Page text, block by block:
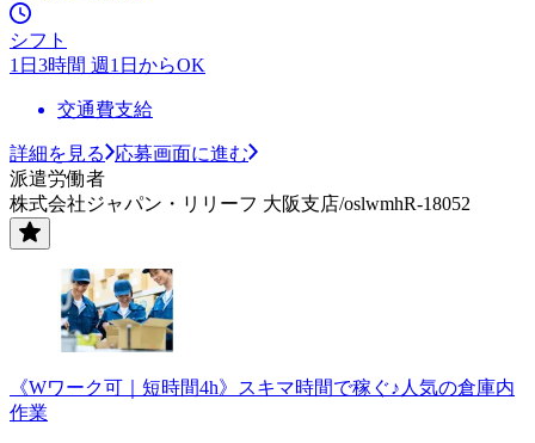
シフト
1日3時間 週1日からOK
交通費支給
詳細を見る
応募画面に進む
派遣労働者
株式会社ジャパン・リリーフ 大阪支店/oslwmhR-18052
《Wワーク可｜短時間4h》スキマ時間で稼ぐ♪人気の倉庫内
作業